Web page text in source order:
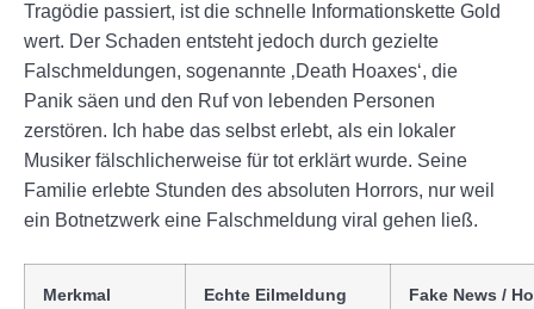
Tragödie passiert, ist die schnelle Informationskette Gold
wert. Der Schaden entsteht jedoch durch gezielte
Falschmeldungen, sogenannte ‚Death Hoaxes‘, die
Panik säen und den Ruf von lebenden Personen
zerstören. Ich habe das selbst erlebt, als ein lokaler
Musiker fälschlicherweise für tot erklärt wurde. Seine
Familie erlebte Stunden des absoluten Horrors, nur weil
ein Botnetzwerk eine Falschmeldung viral gehen ließ.
Merkmal
Echte Eilmeldung
Fake News /